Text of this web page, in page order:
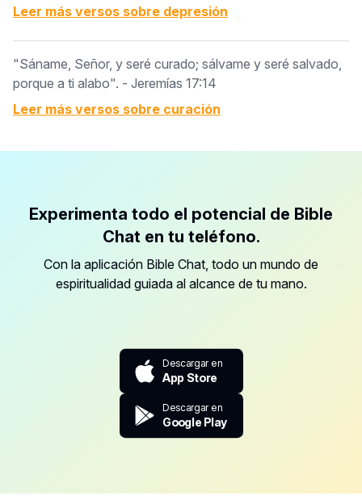
Leer más versos sobre depresión
"Sáname, Señor, y seré curado; sálvame y seré salvado,
porque a ti alabo". - Jeremías 17:14
Leer más versos sobre curación
Experimenta todo el potencial de Bible
Chat en tu teléfono.
Con la aplicación Bible Chat, todo un mundo de
espiritualidad guiada al alcance de tu mano.
Descargar en
App Store
Descargar en
Google Play